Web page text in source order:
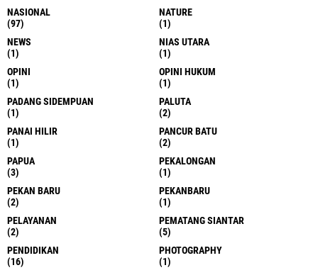
NASIONAL
(97)
NATURE
(1)
NEWS
(1)
NIAS UTARA
(1)
OPINI
(1)
OPINI HUKUM
(1)
PADANG SIDEMPUAN
(1)
PALUTA
(2)
PANAI HILIR
(1)
PANCUR BATU
(2)
PAPUA
(3)
PEKALONGAN
(1)
PEKAN BARU
(2)
PEKANBARU
(1)
PELAYANAN
(2)
PEMATANG SIANTAR
(5)
PENDIDIKAN
(16)
PHOTOGRAPHY
(1)